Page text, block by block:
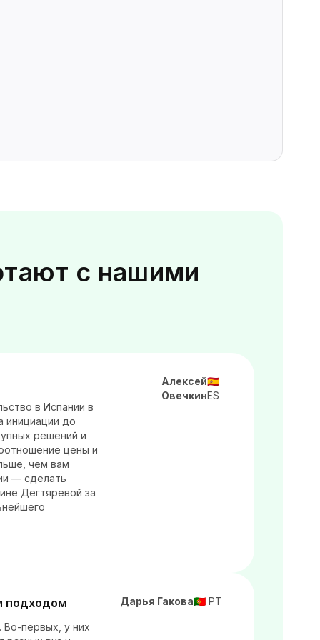
с нашими
в Испании в
инициации до
решений и
цены и
чем вам
— сделать
Дегтяревой за
Алексей
Овечкин
🇪🇸
ES
подходом
Во-первых, у них
Дарья Гакова🇵🇹 PT